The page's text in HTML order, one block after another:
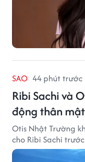
SAO 44 phút trước
Ribi Sachi và
động thân
Otis Nhật Trường
cho Ribi Sachi